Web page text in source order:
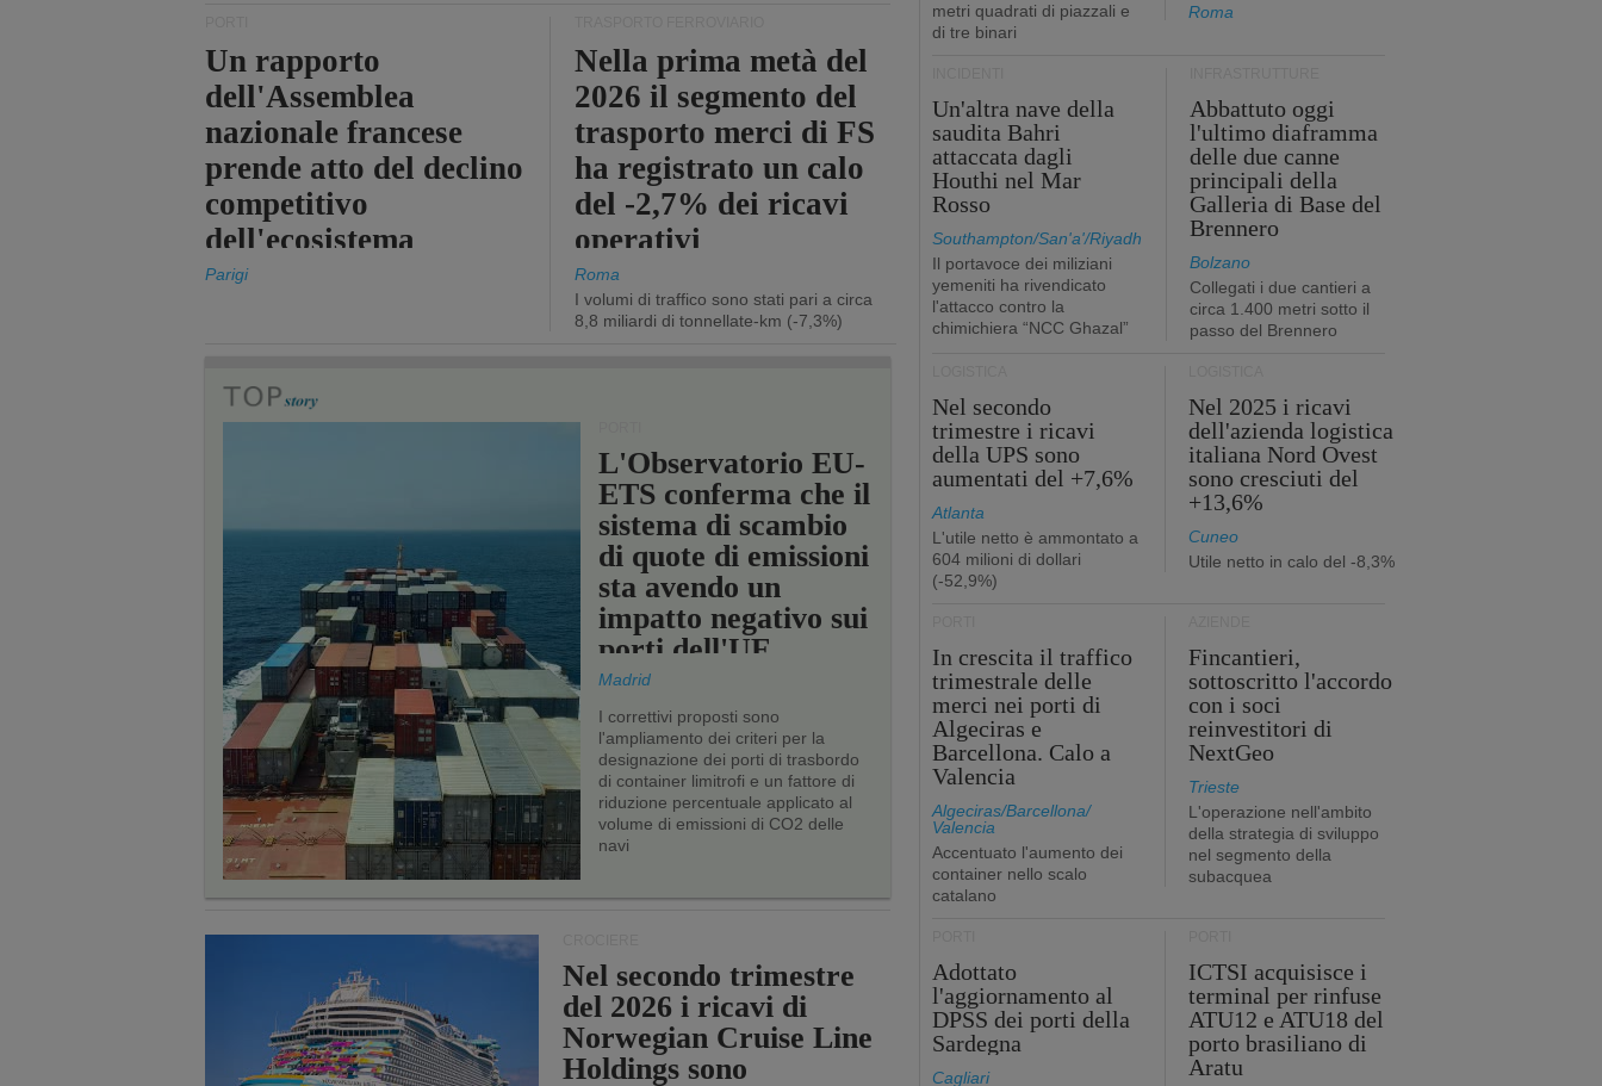
Un rapporto
dell'Assemblea
nazionale francese
prende atto del declino
competitivo
dell'ecosistema
portuale statale
Parigi
Nella prima metà del
2026 il segmento del
trasporto merci di FS
ha registrato un calo
del -2,7% dei ricavi
operativi
Roma
I volumi di traffico sono stati pari a circa
8,8 miliardi di tonnellate-km (-7,3%)
L'Observatorio EU-
ETS conferma che il
sistema di scambio
di quote di emissioni
sta avendo un
impatto negativo sui
porti dell'UE
Madrid
I correttivi proposti sono
l'ampliamento dei criteri per la
designazione dei porti di trasbordo
di container limitrofi e un fattore di
riduzione percentuale applicato al
volume di emissioni di CO2 delle
navi
Nel secondo trimestre
del 2026 i ricavi di
Norwegian Cruise Line
Holdings sono
metri quadrati di piazzali e
di tre binari
Roma
Un'altra nave della
saudita Bahri
attaccata dagli
Houthi nel Mar
Rosso
Southampton/San'a'/Riyadh
Il portavoce dei miliziani
yemeniti ha rivendicato
l'attacco contro la
chimichiera “NCC Ghazal”
Abbattuto oggi
l'ultimo diaframma
delle due canne
principali della
Galleria di Base del
Brennero
Bolzano
Collegati i due cantieri a
circa 1.400 metri sotto il
passo del Brennero
Nel secondo
trimestre i ricavi
della UPS sono
aumentati del +7,6%
Atlanta
L'utile netto è ammontato a
604 milioni di dollari
(-52,9%)
Nel 2025 i ricavi
dell'azienda logistica
italiana Nord Ovest
sono cresciuti del
+13,6%
Cuneo
Utile netto in calo del -8,3%
In crescita il traffico
trimestrale delle
merci nei porti di
Algeciras e
Barcellona. Calo a
Valencia
Algeciras/Barcellona/
Valencia
Accentuato l'aumento dei
container nello scalo
catalano
Fincantieri,
sottoscritto l'accordo
con i soci
reinvestitori di
NextGeo
Trieste
L'operazione nell'ambito
della strategia di sviluppo
nel segmento della
subacquea
Adottato
l'aggiornamento al
DPSS dei porti della
Sardegna
Cagliari
ICTSI acquisisce i
terminal per rinfuse
ATU12 e ATU18 del
porto brasiliano di
Aratu